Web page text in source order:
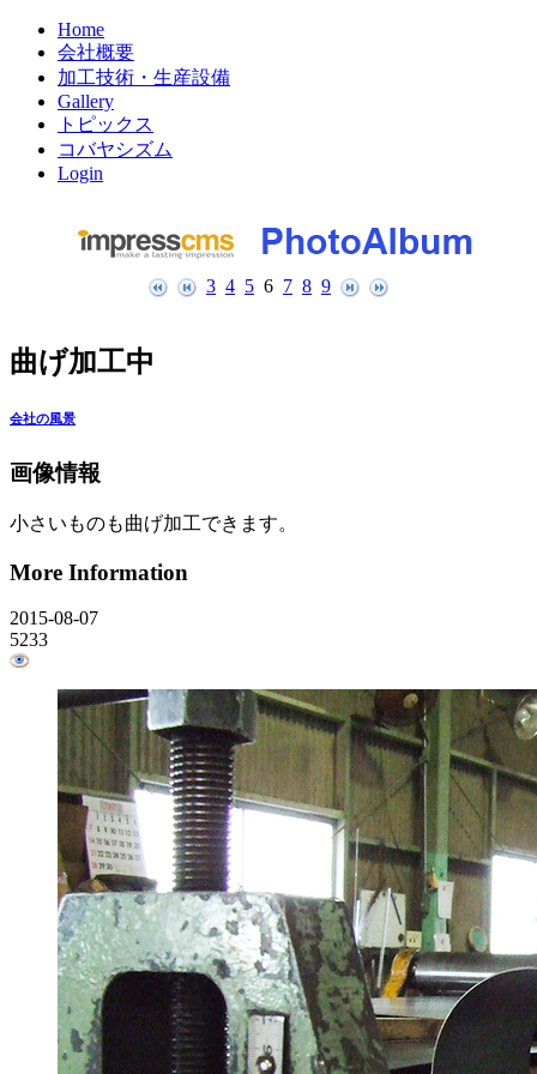
Home
会社概要
加工技術・生産設備
Gallery
トピックス
コバヤシズム
Login
3 4 5 6 7 8 9
曲げ加工中
会社の風景
画像情報
小さいものも曲げ加工できます。
More Information
2015-08-07
5233